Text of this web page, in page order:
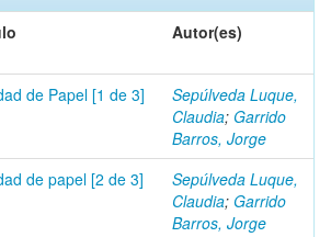
Autor(es)
de Papel [1 de 3]
Sepúlveda Luque,
Claudia; Garrido
Barros, Jorge
de papel [2 de 3]
Sepúlveda Luque,
Claudia; Garrido
Barros, Jorge